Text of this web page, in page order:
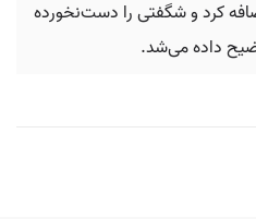
کرد و شگفتی را دست‌نخورده
داده می‌شد.